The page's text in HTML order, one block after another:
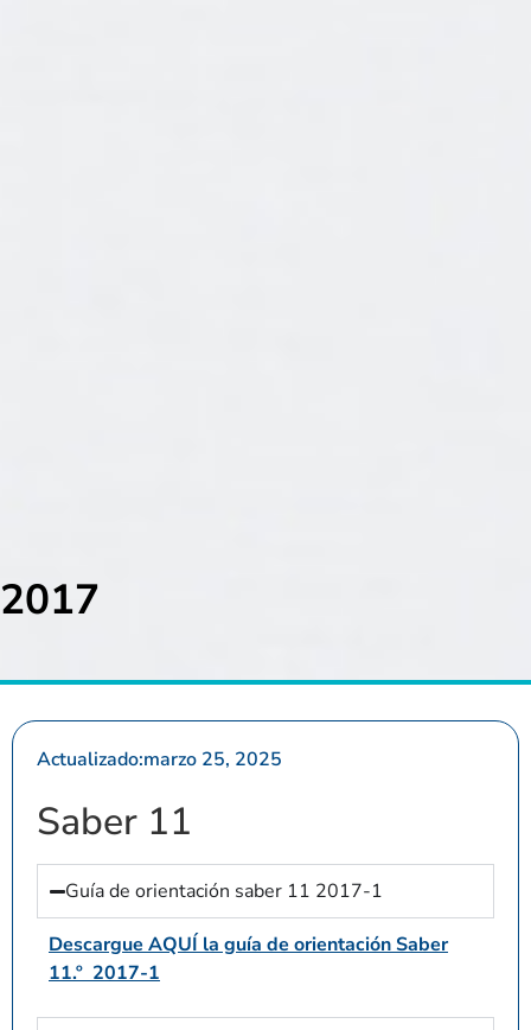
2017
Actualizado:marzo 25, 2025
Saber 11
Guía de orientación saber 11 2017-1
Descargue AQUÍ la guía de orientación Saber
11.º 2017-1